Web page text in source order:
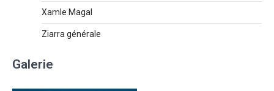
Xamle Magal
Ziarra générale
Galerie